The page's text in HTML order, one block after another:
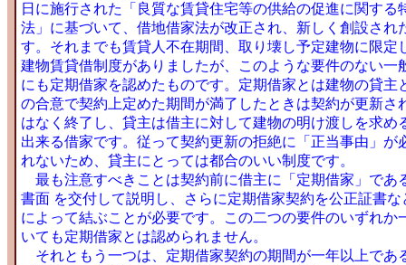
日に施行された「良質な賃貸住宅等の供給の促進に関する
法」に基づいて、借地借家法が改正され、新しく創設され
す。それまでも賃貸人不在期間、取り壊し予定建物に限定
建物賃貸借制度がありましたが、このような要件のない一
にも定期借家を認めたものです。定期借家とは建物の貸主
の合意で契約上定めた期間が満了したときは契約が更新さ
はなく終了し、貸主は借主に対して建物の明け渡しを求め
出来る借家です。従って契約更新の拒絶に「正当事由」が
れないため、貸主にとっては都合のいい制度です。
最も注意すべきことは契約前に借主に「定期借家」であ
書面 を交付して説明し、さらに定期借家契約を公正証書な
によって結ぶことが必要です。この二つの要件のいずれか
いても定期借家とは認められません。
それともう一つは、定期借家契約の期間が一年以上であ